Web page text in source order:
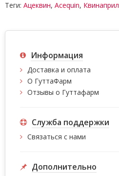
Теги: Ацеквин, Acequin, Квинаприл
Информация
Доставка и оплата
О ГуттаФарм
Отзывы о Гуттафарм
Служба поддержки
Связаться с нами
Дополнительно